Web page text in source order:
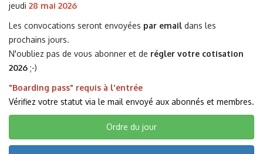
jeudi 28 mai 2026
Les convocations seront envoyées par email dans les
prochains jours.
N'oubliez pas de vous abonner et de régler votre cotisation
2026 ;-)
"Boarding pass" requis à l'entrée
Vérifiez votre statut via le mail envoyé aux abonnés et membres.
Ordre du jour